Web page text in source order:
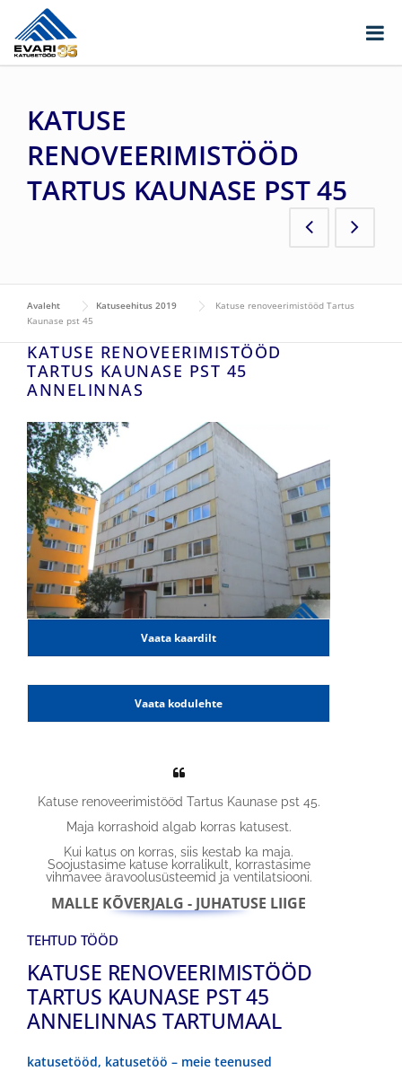
Skip to content
KATUSE
RENOVEERIMISTÖÖD
TARTUS KAUNASE PST 45
Avaleht Katuseehitus 2019
Katuse renoveerimistööd Tartus
Kaunase pst 45
KATUSE RENOVEERIMISTÖÖD
TARTUS KAUNASE PST 45
ANNELINNAS
Vaata kaardilt
Vaata kodulehte
Katuse renoveerimistööd Tartus Kaunase pst 45.
Maja korrashoid algab korras katusest.
Kui katus on korras, siis kestab ka maja.
Soojustasime katuse korralikult, korrastasime
vihmavee äravoolusüsteemid ja ventilatsiooni.
MALLE KÕVERJALG - JUHATUSE LIIGE
TEHTUD TÖÖD
KATUSE RENOVEERIMISTÖÖD
TARTUS KAUNASE PST 45
ANNELINNAS TARTUMAAL
katusetööd, katusetöö – meie teenused